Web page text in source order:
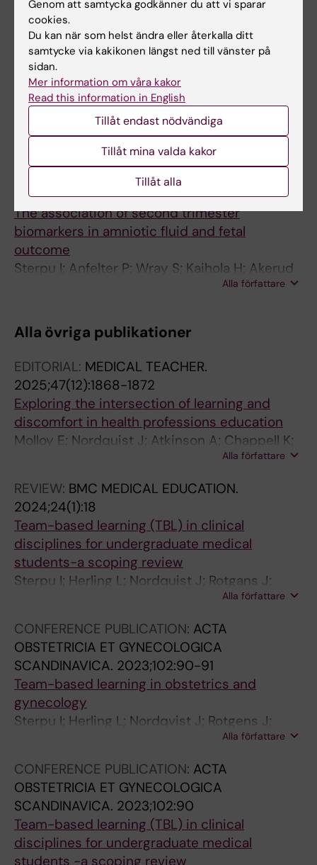
ARTICLE:ACTA OBSTETRICIA ET
GYNECOLOGICA SCANDINAVICA.
2020;99(8):1014-1021
Risk factors for poor neonatal outcome in
pregnancies with decreased fetal movements
Sterpu I; Pilo C; Koistinen IS; Lindqvist PG;
Gemzell-Danielsson K; Itzel EW
JOURNAL OF MATERNAL-FETAL &
NEONATAL MEDICINE.2019;32(21):3627-3632
The association of second trimester
biomarkers in amniotic fluid and fetal
outcome
Sterpu I; Anfelter P; Wray S; Kaihola H; Akerud
Alla författare
Alla övriga publikationer
EDITORIAL: MEDICAL TEACHER.
2025;47(12):1868-1872
Exploring the intersection of learning and
discomfort in health professions education
Molloy E; Nordquist J; Atkinson A; Chappell K;
Alla författare
REVIEW: BMC MEDICAL EDUCATION.
2024;24(1):18
Team-based learning (TBL) in clinical
disciplines for undergraduate medical
students-a scoping review
Sterpu I; Herling L; Nordquist J; Rotgans J;
Alla författare
CONFERENCE PUBLICATION: ACTA
OBSTETRICIA ET GYNECOLOGICA
SCANDINAVICA. 2023;102:90-91
Team-based learning in obstetrics and
gynecology
Sterpu I; Herling L; Nordqvist J; Rotgens J;
Alla författare
CONFERENCE PUBLICATION: ACTA
OBSTETRICIA ET GYNECOLOGICA
SCANDINAVICA. 2023;102:90
Team-based learning (TBL) in clinical
disciplines for undergraduate medical
students -a scoping review
Genom att samtycka godkänner du att vi sparar
cookies.
Du kan när som helst ändra eller återkalla ditt
samtycke via kakikonen längst ned till vänster på
sidan.
Mer information om våra kakor
Read this information in English
Tillåt endast nödvändiga
Tillåt mina valda kakor
Tillåt alla